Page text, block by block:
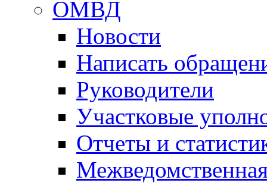
ОМВД
Новости
Написать
Руководители
Участковые
Отчеты и